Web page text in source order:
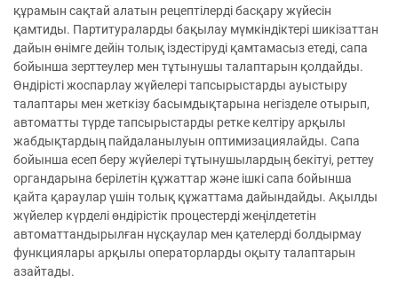
құрамын сақтай алатын рецептілерді басқару жүйесін
қамтиды. Партитураларды бақылау мүмкіндіктері шикізаттан
дайын өнімге дейін толық іздестіруді қамтамасыз етеді, сапа
бойынша зерттеулер мен тұтынушы талаптарын қолдайды.
Өндірісті жоспарлау жүйелері тапсырыстарды ауыстыру
талаптары мен жеткізу басымдықтарына негізделе отырып,
автоматты түрде тапсырыстарды ретке келтіру арқылы
жабдықтардың пайдаланылуын оптимизациялайды. Сапа
бойынша есеп беру жүйелері тұтынушылардың бекітуі, реттеу
органдарына берілетін құжаттар және ішкі сапа бойынша
қайта қараулар үшін толық құжаттама дайындайды. Ақылды
жүйелер күрделі өндірістік процестерді жеңілдететін
автоматтандырылған нұсқаулар мен қателерді болдырмау
функциялары арқылы операторларды оқыту талаптарын
азайтады.